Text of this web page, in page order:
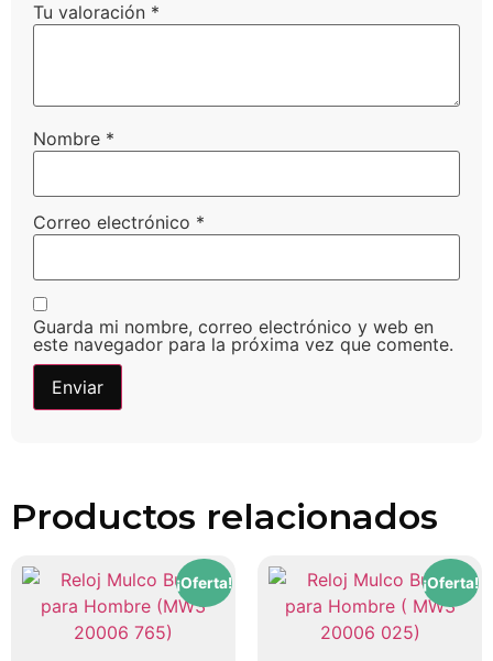
Tu valoración *
Nombre *
Correo electrónico *
Guarda mi nombre, correo electrónico y web en
este navegador para la próxima vez que comente.
Productos relacionados
¡Oferta! ¡Oferta!